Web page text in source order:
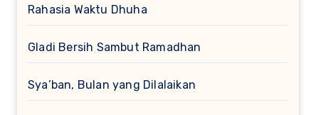
Rahasia Waktu Dhuha
Gladi Bersih Sambut Ramadhan
Sya’ban, Bulan yang Dilalaikan